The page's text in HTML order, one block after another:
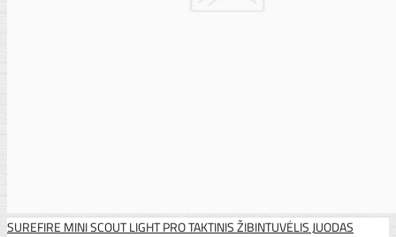
SUREFIRE MINI SCOUT LIGHT PRO TAKTINIS ŽIBINTUVĖLIS JUODAS